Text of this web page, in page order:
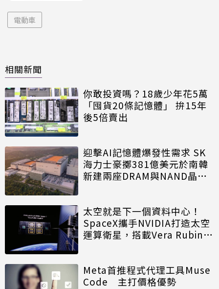
電動車
相關新聞
你敢投資嗎？18歲少年花5萬
「囤貨20條記憶體」 拚15年
後5倍賣出
迎擊AI記憶體爆發性需求 SK
海力士豪擲381億美元於南韓
新建兩座DRAM與NAND晶圓
太空就是下一個資料中心！
SpaceX攜手NVIDIA打造太空
運算衛星，搭載Vera Rubin運
Meta首推程式代理工具Muse
Code 主打價格優勢